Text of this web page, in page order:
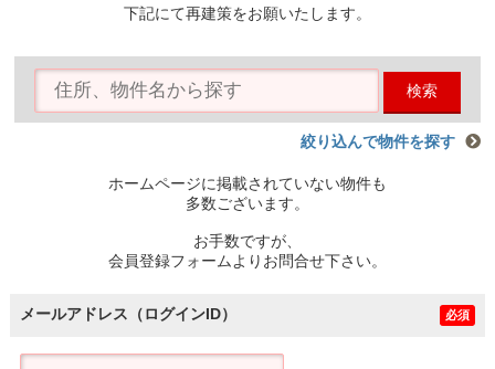
下記にて再建策をお願いたします。
検索
絞り込んで物件を探す
ホームページに掲載されていない物件も
多数ございます。
お手数ですが、
会員登録フォームよりお問合せ下さい。
メールアドレス（ログインID） 必須